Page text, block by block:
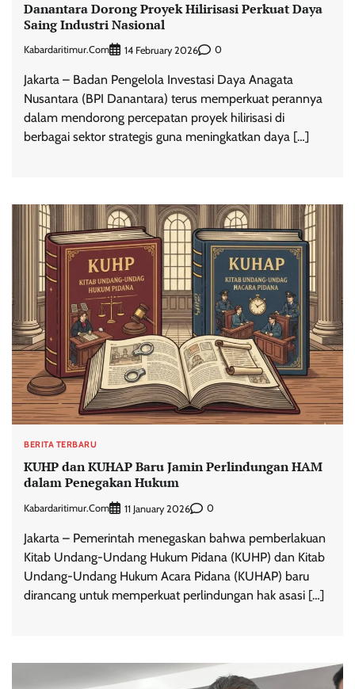
Danantara Dorong Proyek Hilirisasi Perkuat Daya
Saing Industri Nasional
Kabardaritimur.com 14 February 2026 0
Jakarta – Badan Pengelola Investasi Daya Anagata
Nusantara (BPI Danantara) terus memperkuat perannya
dalam mendorong percepatan proyek hilirisasi di
berbagai sektor strategis guna meningkatkan daya […]
BERITA TERBARU
KUHP dan KUHAP Baru Jamin Perlindungan HAM
dalam Penegakan Hukum
Kabardaritimur.com 11 January 2026 0
Jakarta – Pemerintah menegaskan bahwa pemberlakuan
Kitab Undang-Undang Hukum Pidana (KUHP) dan Kitab
Undang-Undang Hukum Acara Pidana (KUHAP) baru
dirancang untuk memperkuat perlindungan hak asasi […]